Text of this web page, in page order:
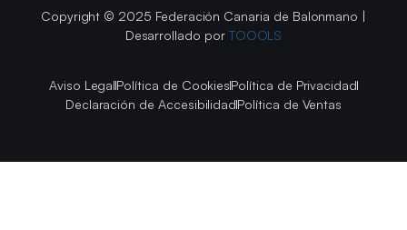
Copyright © 2025 Federación Canaria de Balonmano |
Desarrollado por TOOOLS
Aviso LegalPolítica de CookiesPolítica de Privacidad
Declaración de AccesibilidadPolítica de Ventas